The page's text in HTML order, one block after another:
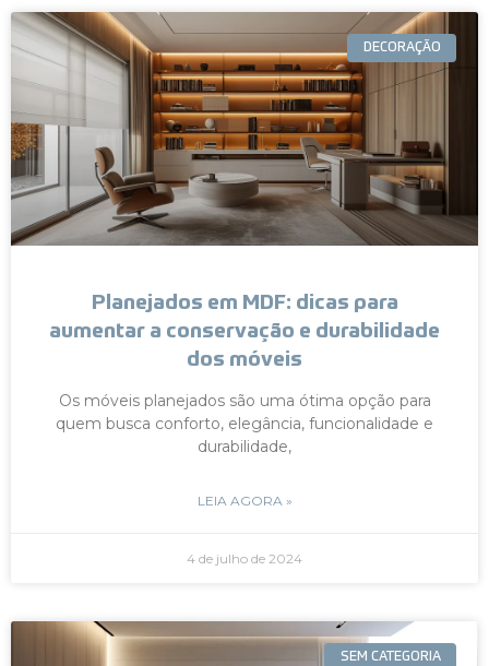
DECORAÇÃO
Planejados em MDF: dicas para
aumentar a conservação e durabilidade
dos móveis
Os móveis planejados são uma ótima opção para
quem busca conforto, elegância, funcionalidade e
durabilidade,
LEIA AGORA »
4 de julho de 2024
SEM CATEGORIA